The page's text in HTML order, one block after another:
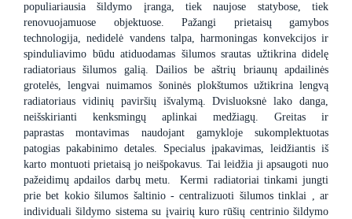
populiariausia šildymo įranga, tiek naujose statybose, tiek
renovuojamuose objektuose. Pažangi prietaisų gamybos
technologija, nedidelė vandens talpa, harmoningas konvekcijos ir
spinduliavimo būdu atiduodamas šilumos srautas užtikrina didelę
radiatoriaus šilumos galią. Dailios be aštrių briaunų apdailinės
grotelės, lengvai nuimamos šoninės plokštumos užtikrina lengvą
radiatoriaus vidinių paviršių išvalymą. Dvisluoksnė lako danga,
neišskirianti kenksmingų aplinkai medžiagų. Greitas ir
paprastas montavimas naudojant gamykloje sukomplektuotas
patogias pakabinimo detales. Specialus įpakavimas, leidžiantis iš
karto montuoti prietaisą jo neišpokavus. Tai leidžia ji apsaugoti nuo
pažeidimų apdailos darbų metu. Kermi radiatoriai tinkami jungti
prie bet kokio šilumos šaltinio - centralizuoti šilumos tinklai , ar
individuali šildymo sistema su įvairių kuro rūšių centrinio šildymo